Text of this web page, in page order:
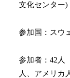
文化センター)
参加国：スウ
参加者：42人
人、アメリカ